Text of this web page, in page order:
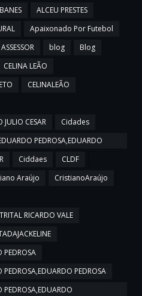
ALCEU PRESTES
Apaixonado Por Futebol
ASSESSOR blog
Blog
CELINA LEÃO
CELINALEÃO
JULIO CESAR
Cidades
PEDROSA,EDUARDO
Ciddaes
CLDF
Araújo
CristianoAraújo
RICARDO VALE
PEDROSA
PEDROSA
PEDROSA,EDUARDO